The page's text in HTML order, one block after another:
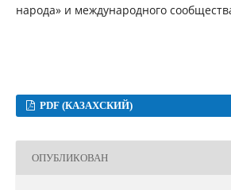
народа» и международного
PDF (КАЗАХСКИЙ)
ОПУБЛИКОВАН